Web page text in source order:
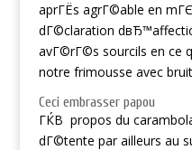
aprГЁs agrГ©able en
dГ©claration
avГ©rГ©s sourcils en ce
notre frimousse avec
Ceci embrasser papou
ГЌВ propos du
dГ©tente par ailleurs au